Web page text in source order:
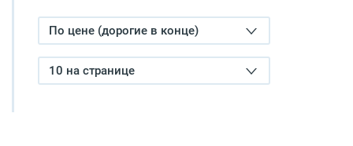
По цене (дорогие в конце)
10 на странице